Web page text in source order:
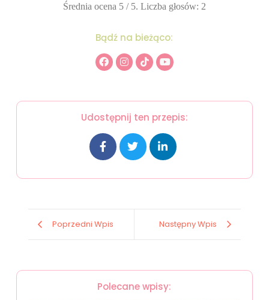
Średnia ocena 5/ 5. Liczba głosów: 2
Bądź na bieżąco:
Udostępnij ten przepis:
Poprzedni Wpis Następny Wpis
Polecane wpisy: